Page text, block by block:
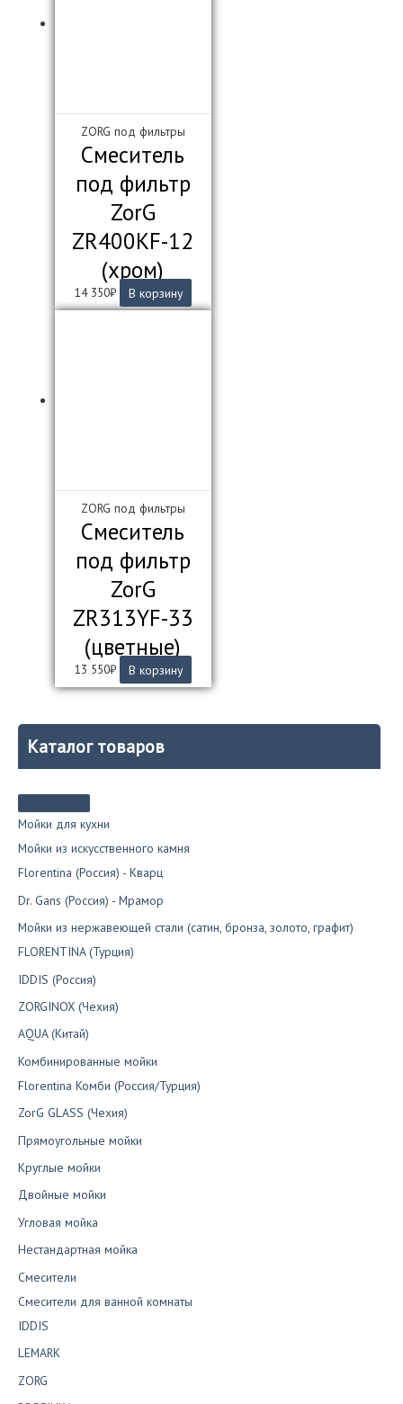
Каталог товаров
Мойки для кухни
Мойки из искусственного камня
Florentina (Россия) - Кварц
Dr. Gans (Россия) - Мрамор
Мойки из нержавеющей стали (сатин, бронза, золото, графит)
FLORENTINA (Турция)
IDDIS (Россия)
ZORGINOX (Чехия)
AQUA (Китай)
Комбинированные мойки
Florentina Комби (Россия/Турция)
ZorG GLASS (Чехия)
Прямоугольные мойки
Круглые мойки
Двойные мойки
Угловая мойка
Нестандартная мойка
Смесители
Смесители для ванной комнаты
IDDIS
LEMARK
ZORG
ZORG под фильтры
Смеситель
под фильтр
ZorG
ZR400KF-12
(хром)
14 350₽ В корзину
ZORG под фильтры
Смеситель
под фильтр
ZorG
ZR313YF-33
(цветные)
13 550₽ В корзину